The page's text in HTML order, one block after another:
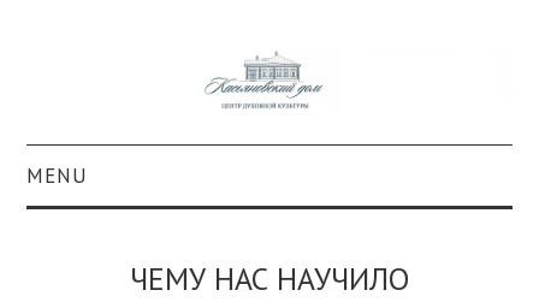
MENU
КОЛЛЕКЦИИЧЕМУ НАС НАУЧИЛО